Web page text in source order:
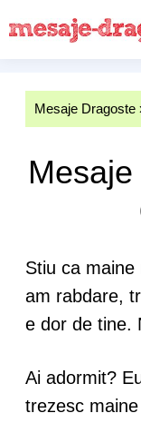
Mesaje Dragoste
Stiu ca
am rabdare,
e dor de tine.
Ai adormit?
trezesc maine